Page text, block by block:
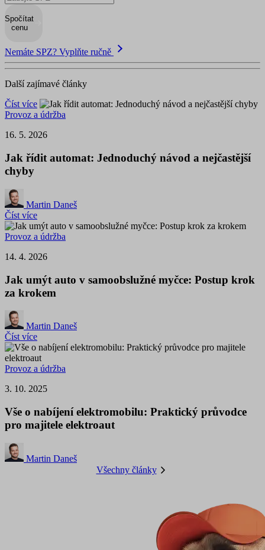
Spočítat
cenu
Nemáte SPZ? Vyplňte ručně
Další zajímavé články
Číst více
Provoz a údržba
16. 5. 2026
Jak řídit automat: Jednoduchý návod a nejčastější
chyby
Martin Daneš
Číst více
Provoz a údržba
14. 4. 2026
Jak umýt auto v samoobslužné myčce: Postup krok
za krokem
Martin Daneš
Číst více
Provoz a údržba
3. 10. 2025
Vše o nabíjení elektromobilu: Praktický průvodce
pro majitele elektroaut
Martin Daneš
Všechny články